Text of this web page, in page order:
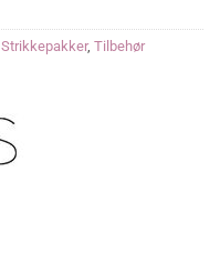
Strikkepakker, Tilbehør